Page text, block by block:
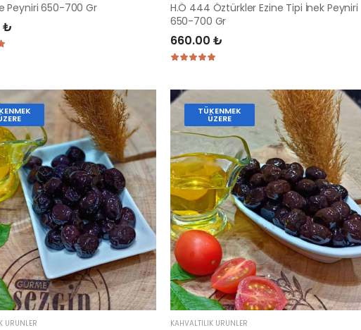
Peyniri 650-700 Gr
₺
H.Ö 444 Öztürkler Ezine Tipi İnek Peyniri
650-700 Gr
660.00 ₺
ÜRÜNLER
TÜKENMEK
ÜZERE
KAHVALTILIK ÜRÜNLER